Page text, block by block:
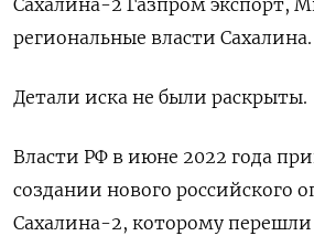
Сахалина-2 Газпром экспорт,
региональные власти Сахалина.
Детали иска не были раскрыты.
Власти РФ в июне 2022 года
создании нового российского
Сахалина-2, которому перешли